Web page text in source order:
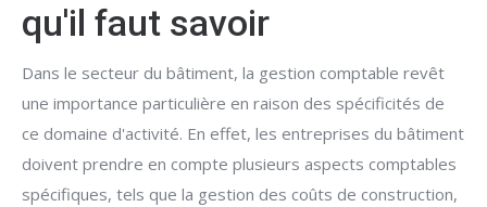
qu'il faut savoir
Dans le secteur du bâtiment, la gestion comptable revêt
une importance particulière en raison des spécificités de
ce domaine d'activité. En effet, les entreprises du bâtiment
doivent prendre en compte plusieurs aspects comptables
spécifiques, tels que la gestion des coûts de construction,